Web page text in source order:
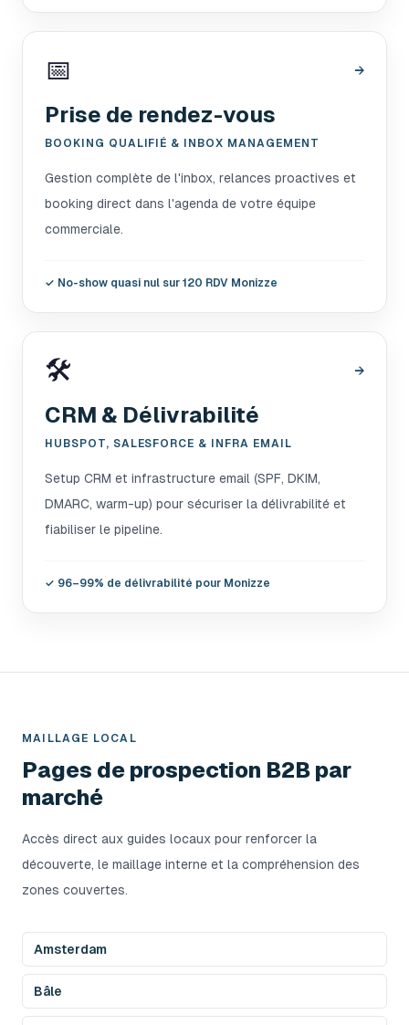
📅 →
Prise de rendez-vous
BOOKING QUALIFIÉ & INBOX MANAGEMENT
Gestion complète de l'inbox, relances proactives et
booking direct dans l'agenda de votre équipe
commerciale.
✓ No-show quasi nul sur 120 RDV Monizze
🛠️ →
CRM & Délivrabilité
HUBSPOT, SALESFORCE & INFRA EMAIL
Setup CRM et infrastructure email (SPF, DKIM,
DMARC, warm-up) pour sécuriser la délivrabilité et
fiabiliser le pipeline.
✓ 96–99% de délivrabilité pour Monizze
MAILLAGE LOCAL
Pages de prospection B2B par
marché
Accès direct aux guides locaux pour renforcer la
découverte, le maillage interne et la compréhension des
zones couvertes.
Amsterdam
Bâle